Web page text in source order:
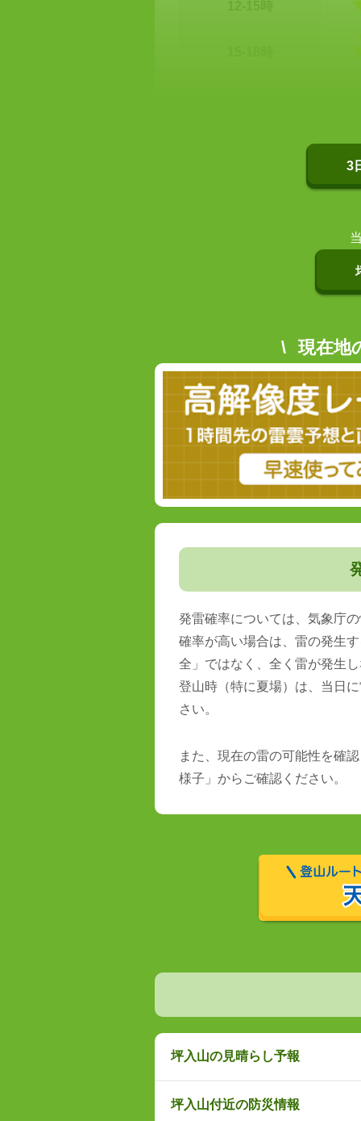
3
現在地
発雷確率については、気象庁
確率が高い場合は、雷の発生
全」ではなく、全く雷が発生
登山時（特に夏場）は、当日
さい。
また、現在の雷の可能性を確
様子」からご確認ください。
坪入山の見晴らし予報
坪入山付近の防災情報